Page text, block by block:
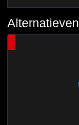
Alternatieven
.